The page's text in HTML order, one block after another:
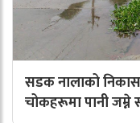
सडक नालाको
चोकहरूमा पानी जम्ने